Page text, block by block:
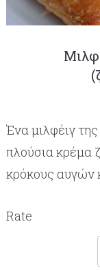
Ένα μιλφέιγ
πλούσια κρέμα
κρόκους αυγών
Rate